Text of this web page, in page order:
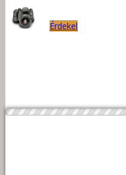
Érdekel